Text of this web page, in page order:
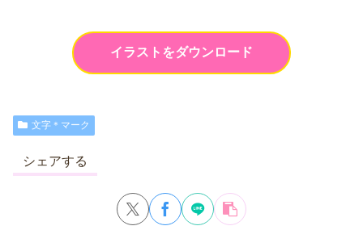
イラストをダウンロード
文字＊マーク
シェアする